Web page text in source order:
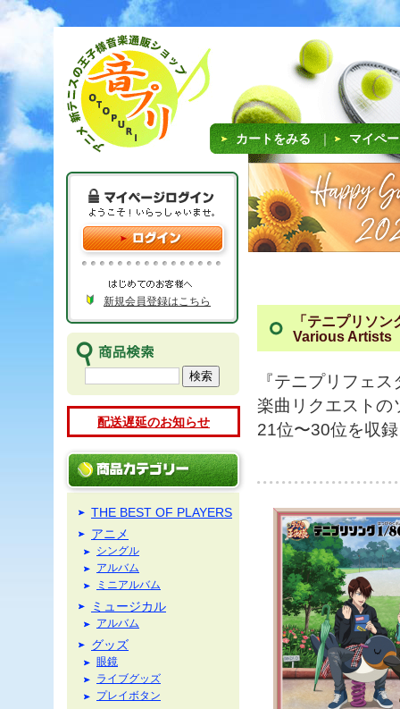
カートをみる ｜ マイペ
新規会員登録はこちら
配送遅延のお知らせ
THE BEST OF PLAYERS
アニメ
シングル
アルバム
ミニアルバム
ミュージカル
アルバム
グッズ
眼鏡
ライブグッズ
プレイボタン
「テニプリソ
Various Artists
『テニプリフェ
楽曲リクエストの
21位〜30位を収